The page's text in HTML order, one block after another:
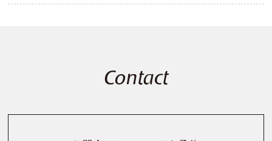
Contact